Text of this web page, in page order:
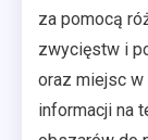
za pomocą
zwycięstw i
oraz miejsc w
informacji na